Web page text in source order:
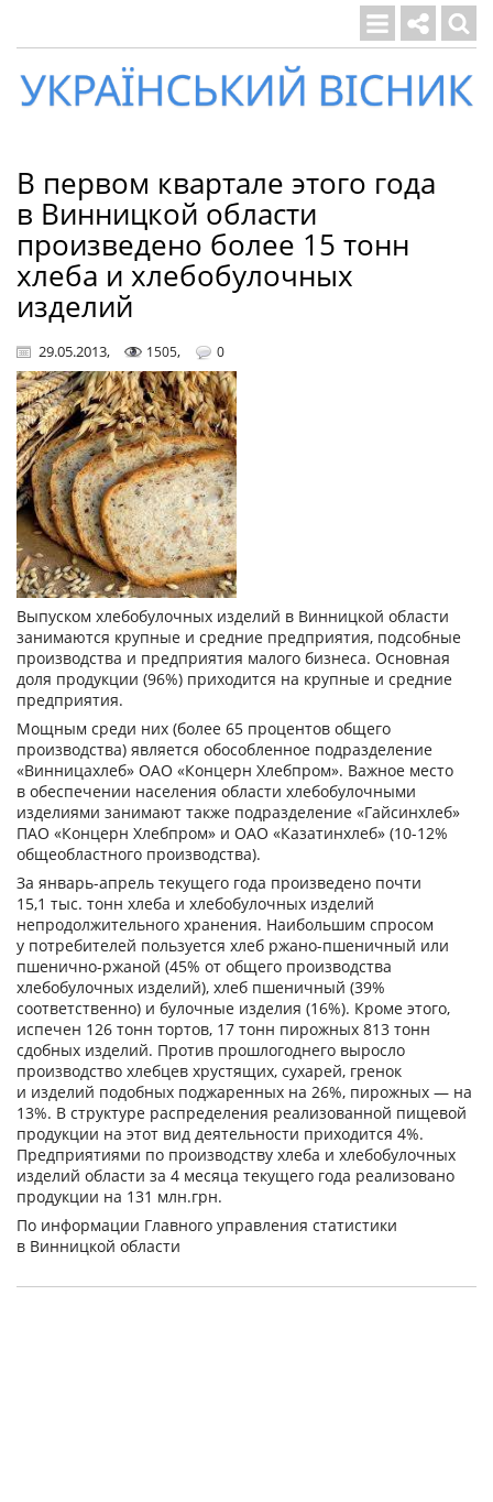
Український
вісник
В первом квартале этого года
в Винницкой области
произведено более 15 тонн
хлеба и хлебобулочных
изделий
29.05.2013, 1505, 0
Выпуском хлебобулочных изделий в Винницкой области
занимаются крупные и средние предприятия, подсобные
производства и предприятия малого бизнеса. Основная
доля продукции (96%) приходится на крупные и средние
предприятия.
Мощным среди них (более 65 процентов общего
производства) является обособленное подразделение
«Винницахлеб» ОАО «Концерн Хлебпром». Важное место
в обеспечении населения области хлебобулочными
изделиями занимают также подразделение «Гайсинхлеб»
ПАО «Концерн Хлебпром» и ОАО «Казатинхлеб» (10-12%
общеобластного производства).
За январь-апрель текущего года произведено почти
15,1 тыс. тонн хлеба и хлебобулочных изделий
непродолжительного хранения. Наибольшим спросом
у потребителей пользуется хлеб ржано-пшеничный или
пшенично-ржаной (45% от общего производства
хлебобулочных изделий), хлеб пшеничный (39%
соответственно) и булочные изделия (16%). Кроме этого,
испечен 126 тонн тортов, 17 тонн пирожных 813 тонн
сдобных изделий. Против прошлогоднего выросло
производство хлебцев хрустящих, сухарей, гренок
и изделий подобных поджаренных на 26%, пирожных — на
13%. В структуре распределения реализованной пищевой
продукции на этот вид деятельности приходится 4%.
Предприятиями по производству хлеба и хлебобулочных
изделий области за 4 месяца текущего года реализовано
продукции на 131 млн.грн.
По информации Главного управления статистики
в Винницкой области